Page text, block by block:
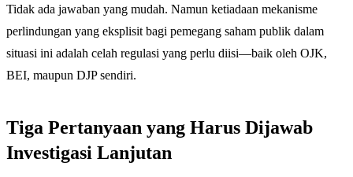
Tidak ada jawaban yang mudah. Namun ketiadaan mekanisme
perlindungan yang eksplisit bagi pemegang saham publik dalam
situasi ini adalah celah regulasi yang perlu diisi—baik oleh OJK,
BEI, maupun DJP sendiri.
Tiga Pertanyaan yang Harus Dijawab
Investigasi Lanjutan